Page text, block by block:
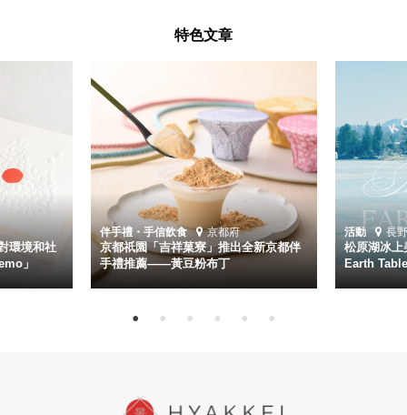
特色文章
環境和社
」
伴手禮・手信飲食 京都府
京都祇園「吉祥菓寮」推出全新京都伴
手禮推薦——黃豆粉布丁
活動 長
松原湖冰
Earth